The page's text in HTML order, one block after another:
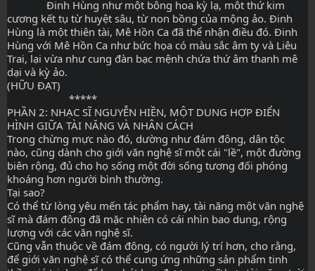
cương kết tụ từ huyệt sâu, từ non bồng của mộng ảo. Đinh
Hùng là một thiên tài, Mê Hồn Ca đã thể nhận điều đó. Đinh
Hùng với Mê Hồn Ca như bức họa có màu sắc âm ty và Liêu
Trai, lại vừa như cung đàn bạc mệnh chứa thứ âm thanh mê
dại và kỳ ảo.
(HỮU ĐẠT)
                      *****
PHẦN 2: NHẠC SĨ NGUYỄN HIỀN, MỘT DUNG HỢP ĐIỂN
HÌNH GIỮA TÀI NĂNG VÀ NHÂN CÁCH
Trong chừng mực nào đó, dường như đám đông, dân tộc
nào, cũng dành cho giới văn nghệ sĩ một cái "lề", một đường
biên rộng, đủ cho họ sống một đời sống tương đối phóng
khoáng hơn người bình thường.
Tại sao?
Có thể từ lòng yêu mến tác phẩm hay, tài năng một văn nghệ
sĩ mà đám đông đã mặc nhiên có cái nhìn bao dung, rộng
lượng với các văn nghệ sĩ.
Cũng vẫn thuộc về đám đông, có người lý trí hơn, cho rằng,
để giới văn nghệ sĩ có thể cung ứng những sản phẩm tinh